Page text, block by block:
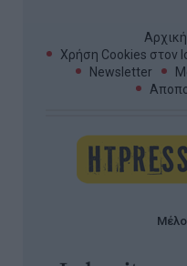
Αρχική
Χρήση Cookies στον
Newsletter